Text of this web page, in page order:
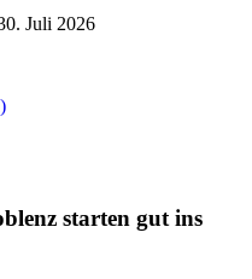
Juli 2026
starten gut ins